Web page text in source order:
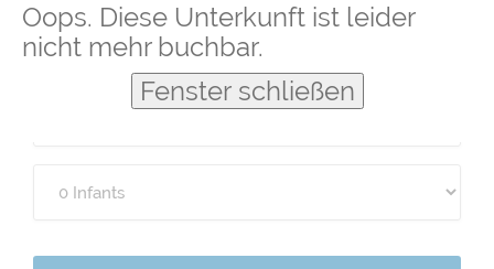
Oops. Diese Unterkunft ist leider
nicht mehr buchbar.
Fenster schließen